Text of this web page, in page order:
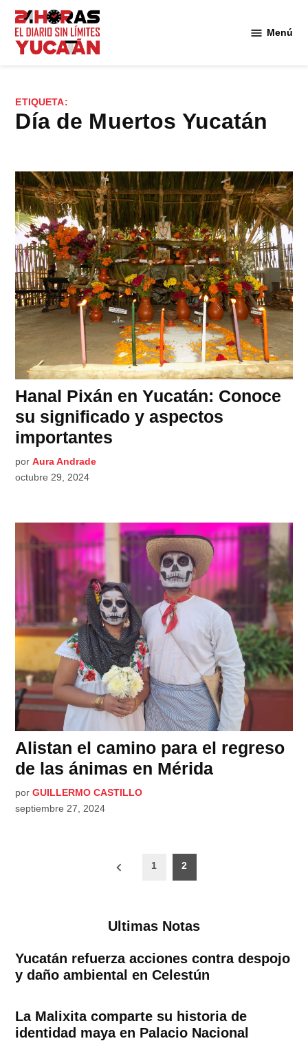
Saltar
contenido
Menú
ETIQUETA:
Día de Muertos Yucatán
Hanal Pixán en Yucatán: Conoce
su significado y aspectos
importantes
por Aura Andrade
octubre 29, 2024
Alistan el camino para el regreso
de las ánimas en Mérida
por GUILLERMO CASTILLO
septiembre 27, 2024
1 2
Ultimas Notas
Yucatán refuerza acciones contra despojo
y daño ambiental en Celestún
La Malixita comparte su historia de
identidad maya en Palacio Nacional